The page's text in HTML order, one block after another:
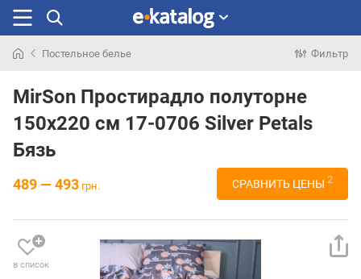
раньше
Постельное белье Фильтр
MirSon Простирадло полуторне
150x220 см 17-0706 Silver Petals
Бязь
489 — 493 грн. СРАВНИТЬ ЦЕНЫ 2
в список